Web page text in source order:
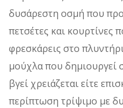
δυσάρεστη οσμή που
πετσέτες και κουρτίνες
φρεσκάρεις στο
μούχλα που δημιουργεί
βγεί χρειάζεται είτε
περίπτωση τρίψιμο με